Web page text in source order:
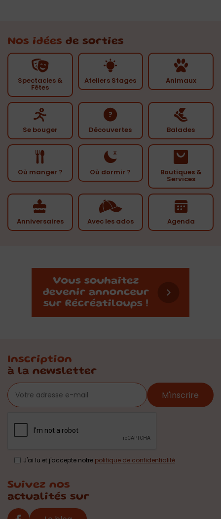
Nos idées de sorties
Spectacles &
Fêtes
Ateliers Stages Animaux
Se bouger Découvertes Balades
Où manger ? Où dormir ? Boutiques &
Services
Anniversaires Avec les ados Agenda
Inscription
à la newsletter
M'inscrire
J'ai lu et j'accepte notre politique de confidentialité
Suivez nos
actualités sur